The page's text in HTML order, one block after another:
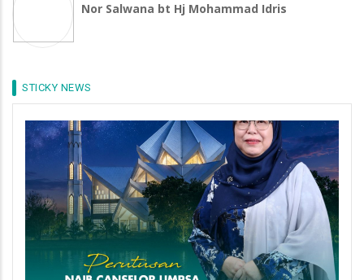
Nor Salwana bt Hj Mohammad Idris
STICKY NEWS